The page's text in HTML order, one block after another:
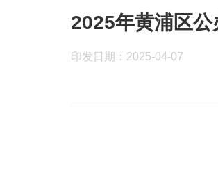
2025年黄浦区公
印发日期：2025-04-07